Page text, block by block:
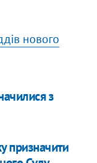
нового
з
призначити